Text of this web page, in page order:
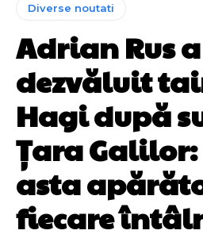
Diverse noutati
Adrian Rus a
dezvăluit
Hagi după
Țara Galilor:
asta
fiecare